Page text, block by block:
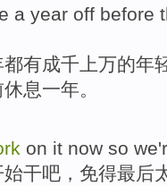
a year off before
都有成千 上万的年
休息一年。
on it now so
始干吧 ，免得最后